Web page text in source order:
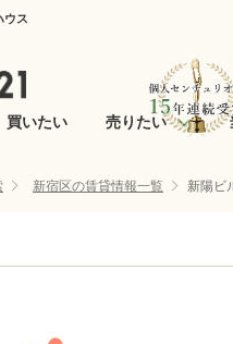
ウス
買いたい 売りたい
新宿区の賃貸情報一覧 新陽ビ